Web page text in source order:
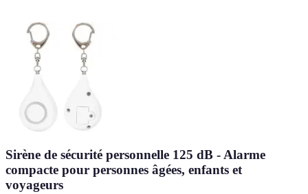
Sirène de sécurité personnelle 125 dB - Alarme
compacte pour personnes âgées, enfants et
voyageurs